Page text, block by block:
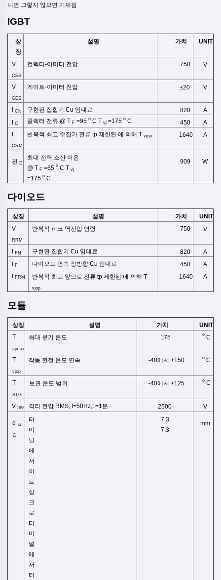
니면 그렇지 않으면 기재됨
IGBT
상
징
설명 가치 UNIT
V
CES
컬렉터-이미터 전압 750 V
V
GES
게이트-이미터 전압 ±20 V
ICN 구현된 집합기 Cu 임대료 820
A
IC 콜렉터 전류 @ TF=95o C Tvj=175o C 450
A
CRM
반복적 최고 수집가 전류tp제한된에 의해Tvjop 1640 A
전D
최대 전력 소산 이온
@TF=65o CTvj
=175o C
909 W
다이오드
상징 설명 가치
UNIT
V
RRM
반복적 피크 역전압 연령 750 V
IFN 구현된 집합기 Cu 임대료 820
A
IF 다이오드 연속 정방향 Cu 임대료 450
A
IFRM 반복적 최고 앞으로 전류tp제한된에 의해T
vjop
1640 A
모듈
상징 설명 가치
UNIT
T
vjmax
최대 분기 온도 175 o C
T
vjop
작동 환절 온도 연속 -40에서 +150 o C
T
STG
보관 온도 범위 -40에서 +125 o C
V Iso 격리 전압 RMS, f=50Hz,t=1분 2500 V
d 크
립
터
미
널
에
서
히
트
싱
크
로
터
미
널
에
서
터
7.3
7.3
mm